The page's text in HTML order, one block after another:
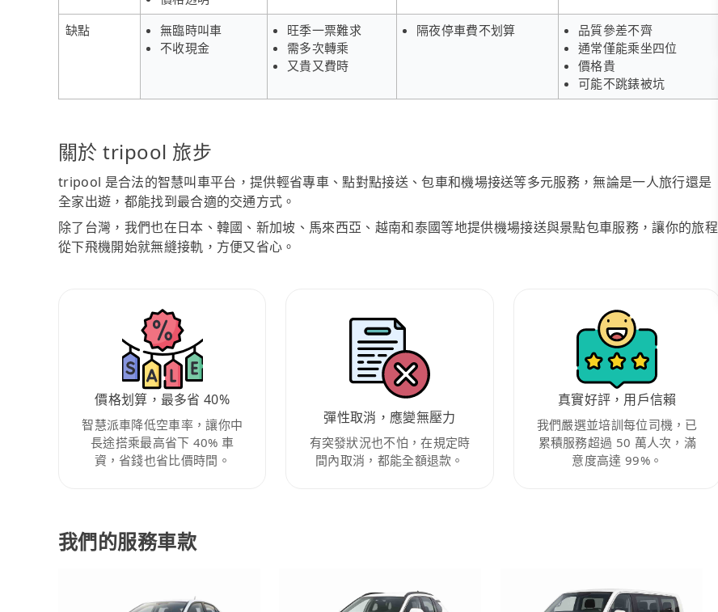
缺點
無臨時叫車
不收現金
旺季一票難求
需多次轉乘
又貴又費時
隔夜停車費不划算
品質參差不齊
通常僅能乘坐四位
價格貴
可能不跳錶被坑
關於 tripool 旅步
tripool 是合法的智慧叫車平台，提供輕省專車、點對點接送、包車和機場接送等多元服務，無論是一人旅行還是
全家出遊，都能找到最合適的交通方式。
除了台灣，我們也在日本、韓國、新加坡、馬來西亞、越南和泰國等地提供機場接送與景點包車服務，讓你的旅程
從下飛機開始就無縫接軌，方便又省心。
價格划算，最多省 40%
智慧派車降低空車率，讓你中
長途搭乘最高省下 40% 車
資，省錢也省比價時間。
彈性取消，應變無壓力
有突發狀況也不怕，在規定時
間內取消，都能全額退款。
真實好評，用戶信賴
我們嚴選並培訓每位司機，已
累積服務超過 50 萬人次，滿
意度高達 99%。
我們的服務車款